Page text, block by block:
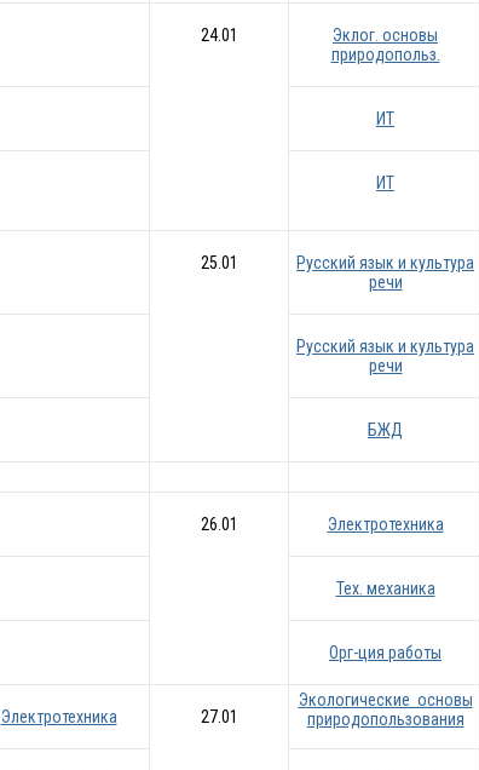
24.01
Эклог. основы
природопольз.
ИТ
ИТ
25.01
Русский язык и культура
речи
Русский язык и культура
речи
БЖД
26.01 Электротехника
Тех. механика
Орг-ция работы
Электротехника
27.01
Экологические основы
природопользования